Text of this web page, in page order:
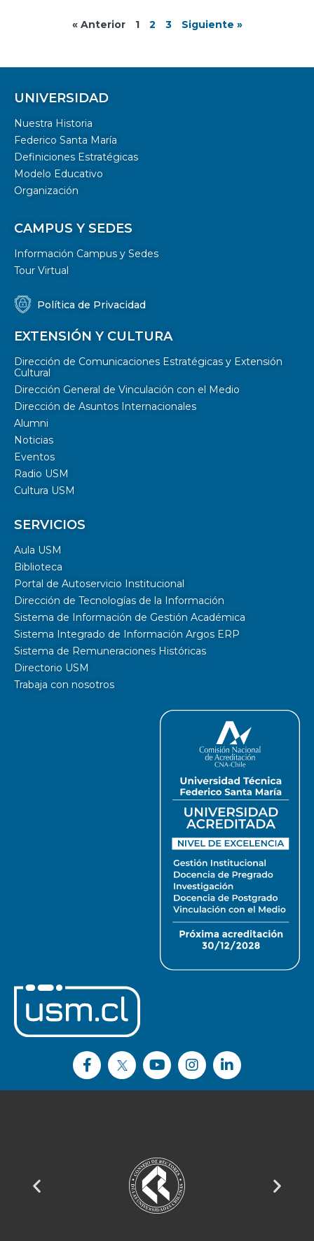
« Anterior 1 2 3 Siguiente »
UNIVERSIDAD
Nuestra Historia
Federico Santa María
Definiciones Estratégicas
Modelo Educativo
Organización
CAMPUS Y SEDES
Información Campus y Sedes
Tour Virtual
Política de Privacidad
EXTENSIÓN Y CULTURA
Dirección de Comunicaciones Estratégicas y Extensión
Cultural
Dirección General de Vinculación con el Medio
Dirección de Asuntos Internacionales
Alumni
Noticias
Eventos
Radio USM
Cultura USM
SERVICIOS
Aula USM
Biblioteca
Portal de Autoservicio Institucional
Dirección de Tecnologías de la Información
Sistema de Información de Gestión Académica
Sistema Integrado de Información Argos ERP
Sistema de Remuneraciones Históricas
Directorio USM
Trabaja con nosotros